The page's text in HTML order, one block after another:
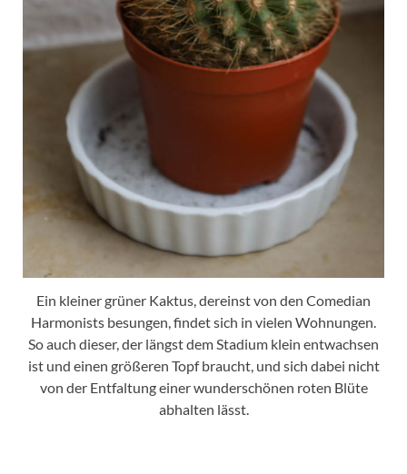
Ein kleiner grüner Kaktus, dereinst von den Comedian
Harmonists besungen, findet sich in vielen Wohnungen.
So auch dieser, der längst dem Stadium klein entwachsen
ist und einen größeren Topf braucht, und sich dabei nicht
von der Entfaltung einer wunderschönen roten Blüte
abhalten lässt.